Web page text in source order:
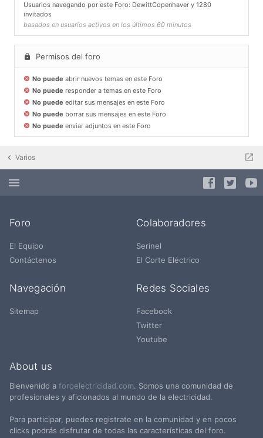
Usuarios navegando por este Foro: DewittCopenhaver y 1280
invitados
basados en usuarios activos en los últimos 60 minutos
Permisos del foro
No puede abrir nuevos temas en este Foro
No puede responder a temas en este Foro
No puede editar sus mensajes en este Foro
No puede borrar sus mensajes en este Foro
No puede enviar adjuntos en este Foro
Varios
Foro
El Equipo
Contáctenos
Colaboradores
Serinel
El Corte Eléctrico
Navegación
Sitemap
Redes Sociales
Facebook
Twitter
Youtube
About us
Bienvenido a foroelectricidad.com. Somos una comunidad de
profesionales y aficionados al mundo de la electricidad.
Para participar, puedes registrate en la comunidad y en pocos
clicks podrás disfrutar de todas las características del foro.